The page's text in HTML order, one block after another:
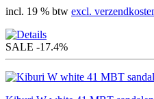
incl. 19 % btw excl.
SALE -17.4%